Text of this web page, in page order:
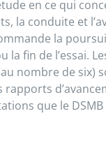
en ce qui
la conduite et
la
la fin de l’essai.
nombre de six)
rapports
que le